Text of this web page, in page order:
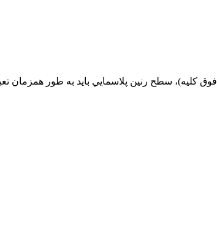
کلیه)، سطح رنين پلاسمايي بايد به طور همزمان